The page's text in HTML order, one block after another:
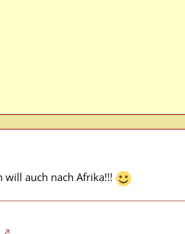
will auch nach Afrika!!!